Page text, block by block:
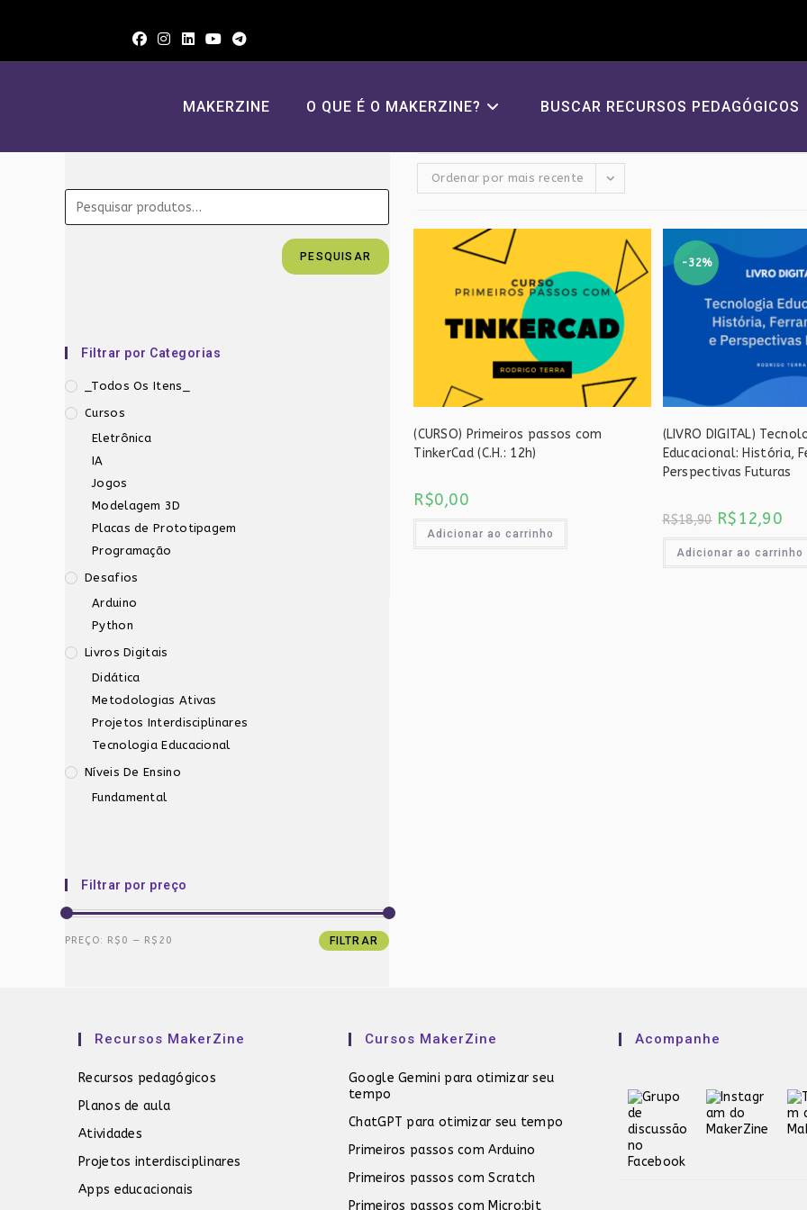
MAKERZINE O QUE É O MAKERZINE? BUSCAR RECURSOS PEDAGÓGICOS
PESQUISAR
Filtrar por Categorias
_Todos Os Itens_
Cursos
Eletrônica
IA
Jogos
Modelagem 3D
Placas de Prototipagem
Programação
Desafios
Arduino
Python
Livros Digitais
Didática
Metodologias Ativas
Projetos Interdisciplinares
Tecnologia Educacional
Níveis De Ensino
Fundamental
Filtrar por preço
Preço
Preço
FILTRAR
PREÇO: R$0 — R$20
Ordenar por mais recente
(CURSO) Primeiros passos com
TinkerCad (C.H.: 12h)
R$0,00
Adicionar ao carrinho
-32%
(LIVRO DIGITAL)
Educacional: História,
Perspectivas Futuras
R$18,90 O
preço
era:
R$12,90
é:
Adicionar ao carrinho
Recursos MakerZine
Recursos pedagógicos
Planos de aula
Atividades
Projetos interdisciplinares
Apps educacionais
Cursos MakerZine
Google Gemini para otimizar seu
tempo
ChatGPT para otimizar seu tempo
Primeiros passos com Arduino
Primeiros passos com Scratch
Primeiros passos com Micro:bit
Acompanhe